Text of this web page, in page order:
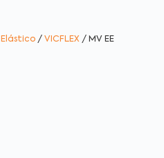
Elástico / VICFLEX / MV EE